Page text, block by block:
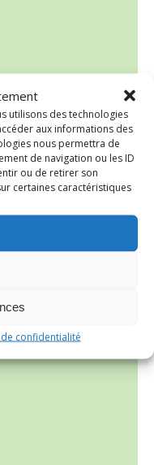
utilisons des technologies
aux informations des
nous permettra de
de navigation ou les ID
ou de retirer son
certaines caractéristiques
confidentialité